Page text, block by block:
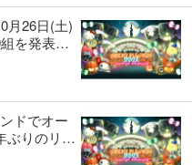
月26日(土)
を発表！7
ドでオー
ぶりのリア